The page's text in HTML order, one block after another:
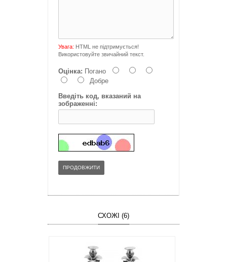
Увага: HTML не підтримується!
Використовуйте звичайний текст.
Оцінка: Погано
Добре
Введіть код, вказаний на
зображенні:
ПРОДОВЖИТИ
СХОЖІ (6)